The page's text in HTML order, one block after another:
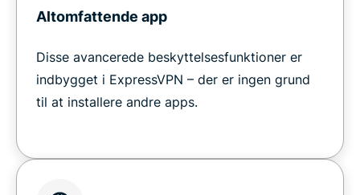
Altomfattende app
Disse avancerede beskyttelsesfunktioner er
indbygget i ExpressVPN – der er ingen grund
til at installere andre apps.